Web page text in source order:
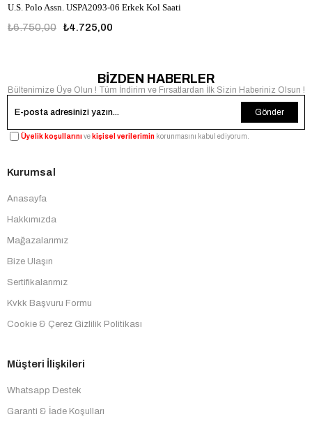
U.S. Polo Assn. USPA2093-06 Erkek Kol Saati
₺4.725,00
₺6.750,00
BİZDEN HABERLER
Bültenimize Üye Olun ! Tüm İndirim ve Fırsatlardan İlk Sizin Haberiniz Olsun !
Gönder
Üyelik koşullarınıve kişisel verilerimin korunmasını kabul ediyorum.
Kurumsal
Anasayfa
Hakkımızda
Mağazalarımız
Bize Ulaşın
Sertifikalarımız
Kvkk Başvuru Formu
Cookie & Çerez Gizlilik Politikası
Müşteri İlişkileri
Whatsapp Destek
Garanti & İade Koşulları